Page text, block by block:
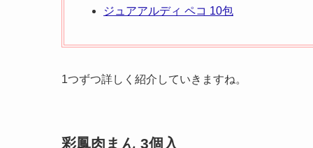
ジュアアルディ ペコ 10包
1つずつ詳しく紹介していきますね。
彩鳳肉まん 3個入